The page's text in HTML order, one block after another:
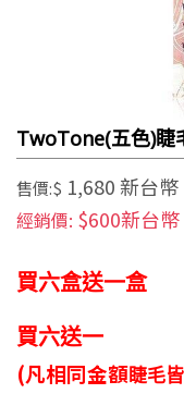
TwoTone(五色)睫
售價:$ 1,680 新台幣
經銷價: $600新台幣
買六盒送一盒
買六送一
(凡相同金額睫毛